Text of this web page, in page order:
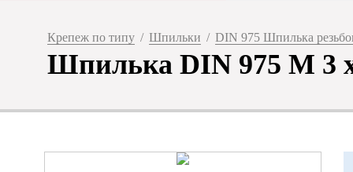
Крепеж по типу / Шпильки / DIN 975 Шпилька
Шпилька DIN 975 М 3